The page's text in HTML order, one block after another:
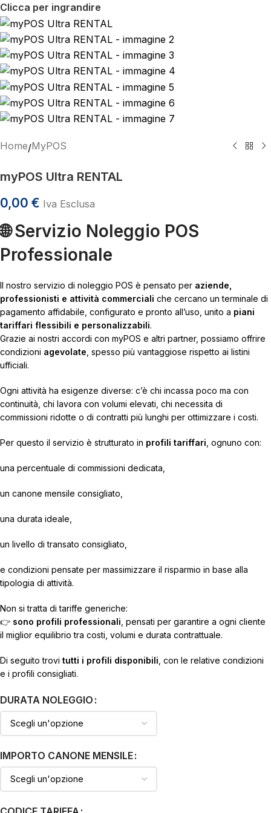
Clicca per ingrandire
Home/MyPOS
myPOS Ultra RENTAL
0,00 € Iva Esclusa
🌐Servizio Noleggio POS
Professionale
Il nostro servizio di noleggio POS è pensato per aziende,
professionisti e attività commerciali che cercano un terminale di
pagamento affidabile, configurato e pronto all’uso, unito a piani
tariffari flessibili e personalizzabili.
Grazie ai nostri accordi con myPOS e altri partner, possiamo offrire
condizioni agevolate , spesso più vantaggiose rispetto ai listini
ufficiali.
Ogni attività ha esigenze diverse: c’è chi incassa poco ma con
continuità, chi lavora con volumi elevati, chi necessita di
commissioni ridotte o di contratti più lunghi per ottimizzare i costi.
Per questo il servizio è strutturato in profili tariffari , ognuno con:
una percentuale di commissioni dedicata,
un canone mensile consigliato,
una durata ideale,
un livello di transato consigliato,
e condizioni pensate per massimizzare il risparmio in base alla
tipologia di attività.
Non si tratta di tariffe generiche:
👉 sono profili professionali , pensati per garantire a ogni cliente
il miglior equilibrio tra costi, volumi e durata contrattuale.
Di seguito trovi tutti i profili disponibili , con le relative condizioni
e i profili consigliati.
DURATA NOLEGGIO
IMPORTO CANONE MENSILE